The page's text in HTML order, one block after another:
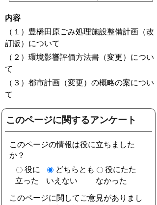
内容
（１）豊橋田原ごみ処理施設整備計画（改
訂版）について
（２）環境影響評価方法書（変更）につい
て
（３）都市計画（変更）の概略の案につい
て
このページに関するアンケート
このページの情報は役に立ちました
か？
役に
立った
どちらとも
いえない
役にたた
なかった
このページに関してご意見がありまし